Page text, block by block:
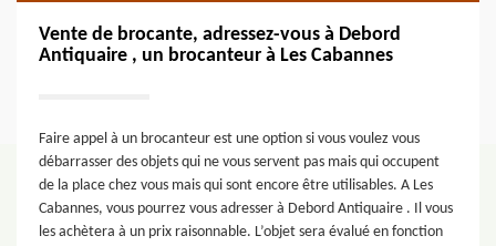
Vente de brocante, adressez-vous à Debord
Antiquaire , un brocanteur à Les Cabannes
Faire appel à un brocanteur est une option si vous voulez vous
débarrasser des objets qui ne vous servent pas mais qui occupent
de la place chez vous mais qui sont encore être utilisables. A Les
Cabannes, vous pourrez vous adresser à Debord Antiquaire . Il vous
les achètera à un prix raisonnable. L’objet sera évalué en fonction